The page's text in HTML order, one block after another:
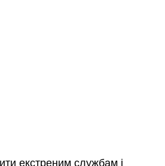
екстреним службам і